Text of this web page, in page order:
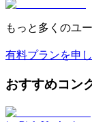
もっと多くのユ
有料プランを申
おすすめコン